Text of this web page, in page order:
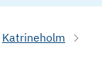
Katrineholm